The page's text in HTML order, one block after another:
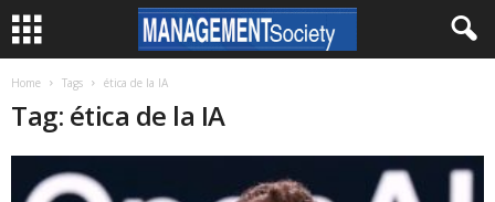
Home Tags ética de la IA
Tag: ética de la IA